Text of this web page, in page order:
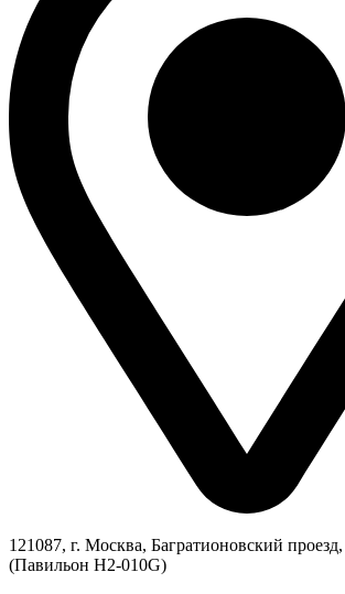
121087, г. Москва, Багратионовский
(Павильон H2-010G)